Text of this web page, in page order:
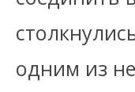
одним из